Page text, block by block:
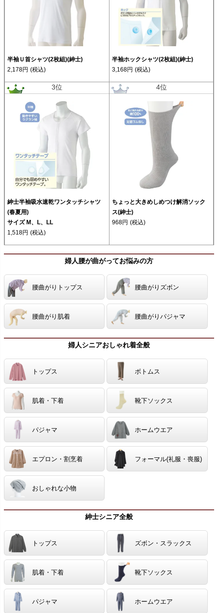
半袖Ｕ首シャツ(2枚組)(紳士)
2,178円 (税込)
半袖ホックシャツ(2枚組)(紳士)
3,168円 (税込)
3位
紳士半袖吸水速乾ワンタッチシャツ
(春夏用)
サイズ M、L、LL
1,518円 (税込)
4位
ちょっと大きめしめつけ解消ソック
ス(紳士)
968円 (税込)
婦人腰が曲がってお悩みの方
腰曲がりトップス 腰曲がりズボン
腰曲がり肌着 腰曲がりパジャマ
婦人シニアおしゃれ着全般
トップス ボトムス
肌着・下着 靴下ソックス
パジャマ ホームウエア
エプロン・割烹着 フォーマル(礼服・喪服)
おしゃれな小物
紳士シニア全般
トップス ズボン・スラックス
肌着・下着 靴下ソックス
パジャマ ホームウエア